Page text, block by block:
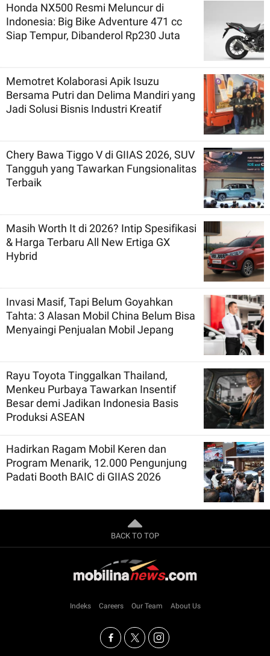
Honda NX500 Resmi Meluncur di
Indonesia: Big Bike Adventure 471 cc
Siap Tempur, Dibanderol Rp230 Juta
Memotret Kolaborasi Apik Isuzu
Bersama Putri dan Delima Mandiri yang
Jadi Solusi Bisnis Industri Kreatif
Chery Bawa Tiggo V di GIIAS 2026, SUV
Tangguh yang Tawarkan Fungsionalitas
Terbaik
Masih Worth It di 2026? Intip Spesifikasi
& Harga Terbaru All New Ertiga GX
Hybrid
Invasi Masif, Tapi Belum Goyahkan
Tahta: 3 Alasan Mobil China Belum Bisa
Menyaingi Penjualan Mobil Jepang
Rayu Toyota Tinggalkan Thailand,
Menkeu Purbaya Tawarkan Insentif
Besar demi Jadikan Indonesia Basis
Produksi ASEAN
Hadirkan Ragam Mobil Keren dan
Program Menarik, 12.000 Pengunjung
Padati Booth BAIC di GIIAS 2026
BACK TO TOP
Indeks Careers Our Team About Us